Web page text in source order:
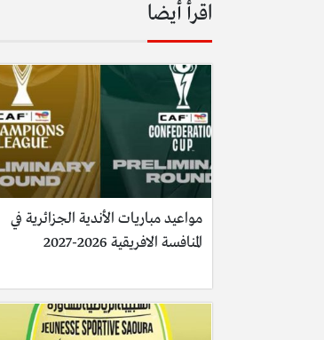
اقرأ أيضا
مواعيد مباريات الأندية الجزائرية في
المنافسة الافريقية 2026-2027